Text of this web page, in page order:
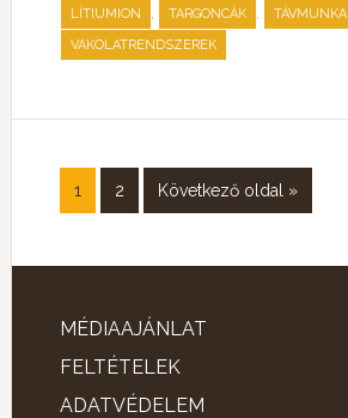
LÍTIUMION , TARGONCÁK , TÁVMUNKA
VAKOLATRENDSZEREK
1 2 Következő oldal »
MÉDIAAJÁNLAT
FELTÉTELEK
ADATVÉDELEM